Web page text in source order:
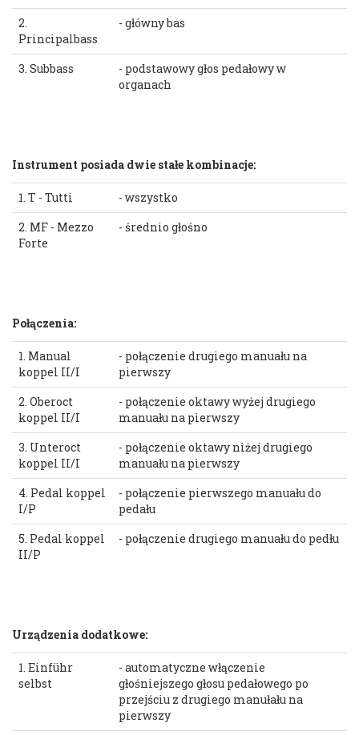
2.
Principalbass
- główny bas
3. Subbass
- podstawowy głos pedałowy w
organach
Instrument posiada dwie stałe kombinacje:
1. T - Tutti
- wszystko
2. MF - Mezzo
Forte
- średnio głośno
Połączenia:
1. Manual
koppel II/I
- połączenie drugiego manuału na
pierwszy
2. Oberoct
koppel II/I
- połączenie oktawy wyżej drugiego
manuału na pierwszy
3. Unteroct
koppel II/I
- połączenie oktawy niżej drugiego
manuału na pierwszy
4. Pedal koppel
I/P
- połączenie pierwszego manuału do
pedału
5. Pedal koppel
II/P
- połączenie drugiego manuału do pedłu
Urządzenia dodatkowe:
1. Einführ
selbst
- automatyczne włączenie
głośniejszego głosu pedałowego po
przejściu z drugiego manułału na
pierwszy